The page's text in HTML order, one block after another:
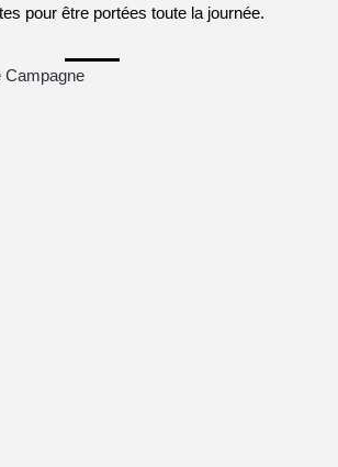
pour être portées toute la journée.